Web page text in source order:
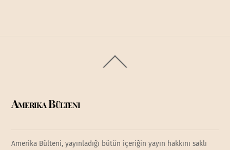
To
Amerika Bülteni
Amerika Bülteni, yayınladığı bütün içeriğin yayın hakkını saklı